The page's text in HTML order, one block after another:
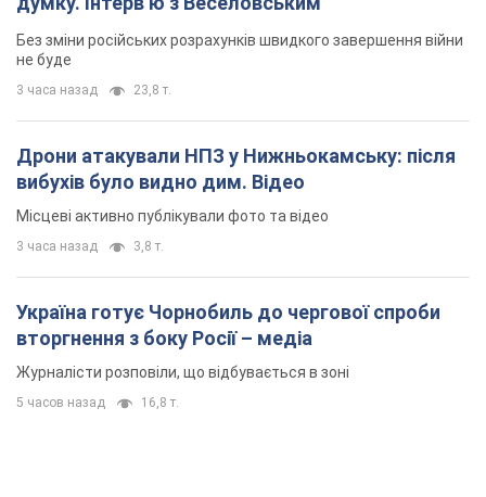
Без зміни російських розрахунків швидкого завершення війни
не буде
3 часа назад 23,8 т.
Дрони атакували НПЗ у Нижньокамську: після
вибухів було видно дим. Відео
Місцеві активно публікували фото та відео
3 часа назад 3,8 т.
Україна готує Чорнобиль до чергової спроби
вторгнення з боку Росії – медіа
Журналісти розповіли, що відбувається в зоні
5 часов назад 16,8 т.